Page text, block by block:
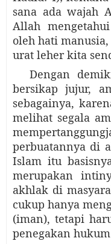
sana ada wajah
Allah
oleh hati
urat leher kita
Dengan
bersikap jujur,
sebagainya,
melihat segala
perbuatannya di
Islam itu
merupakan
akhlak di
cukup hanya
(iman), tetapi
penegakan